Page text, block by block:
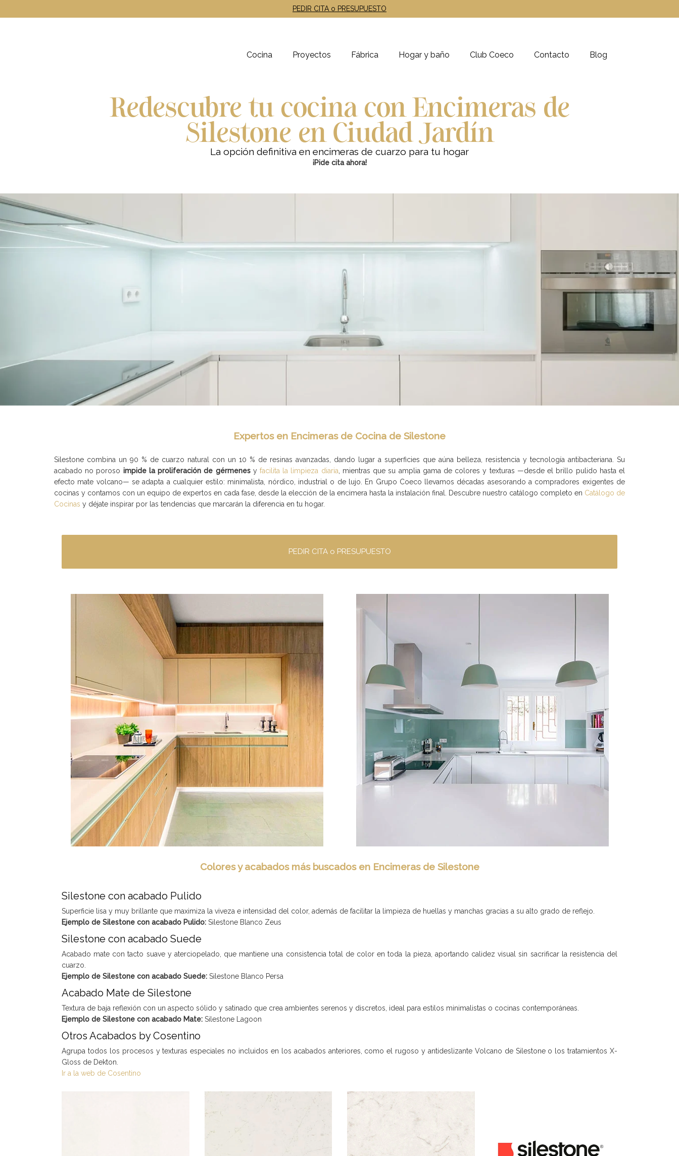
PEDIR CITA o PRESUPUESTO
Cocina Proyectos Fábrica Hogar y baño Club Coeco Contacto Blog
Redescubre tu cocina con Encimeras de
Silestone en Ciudad Jardín
La opción definitiva en encimeras de cuarzo para tu hogar
¡Pide cita ahora!
Expertos en Encimeras de Cocina de Silestone
Silestone combina un 90 % de cuarzo natural con un 10 % de resinas avanzadas, dando lugar a superficies que aúna belleza, resistencia y tecnología antibacteriana. Su
acabado no poroso impide la proliferación de gérmenesyfacilita la limpieza diaria , mientras que su amplia gama de colores y texturas —desde el brillo pulido hasta el
efecto mate volcano— se adapta a cualquier estilo: minimalista, nórdico, industrial o de lujo. En Grupo Coeco llevamos décadas asesorando a compradores exigentes de
cocinas y contamos con un equipo de expertos en cada fase, desde la elección de la encimera hasta la instalación final. Descubre nuestro catálogo completo en Catálogo de
Cocinas y déjate inspirar por las tendencias que marcarán la diferencia en tu hogar.
PEDIR CITA o PRESUPUESTO
Colores y acabados más buscados en Encimeras de Silestone
Silestone con acabado Pulido
Superficie lisa y muy brillante que maximiza la viveza e intensidad del color, además de facilitar la limpieza de huellas y manchas gracias a su alto grado de reflejo.
Ejemplo de Silestone con acabado Pulido: Silestone Blanco Zeus
Silestone con acabado Suede
Acabado mate con tacto suave y aterciopelado, que mantiene una consistencia total de color en toda la pieza, aportando calidez visual sin sacrificar la resistencia del
cuarzo.
Ejemplo de Silestone con acabado Suede: Silestone Blanco Persa
Acabado Mate de Silestone
Textura de baja reflexión con un aspecto sólido y satinado que crea ambientes serenos y discretos, ideal para estilos minimalistas o cocinas contemporáneas.
Ejemplo de Silestone con acabado Mate: Silestone Lagoon
Otros Acabados by Cosentino
Agrupa todos los procesos y texturas especiales no incluidos en los acabados anteriores, como el rugoso y antideslizante Volcano de Silestone o los tratamientos X-
Gloss de Dekton.
Ir a la web de Cosentino